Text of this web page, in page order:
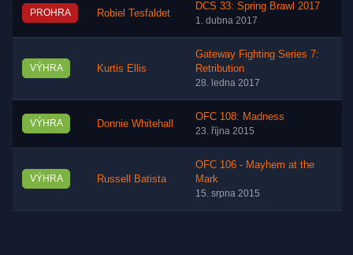
PROHRA Robiel Tesfaldet
DCS 33: Spring Brawl 2017
1. dubna 2017
VÝHRA Kurtis Ellis
Gateway Fighting Series 7:
Retribution
28. ledna 2017
VÝHRA Donnie Whitehall
OFC 108: Madness
23. října 2015
VÝHRA Russell Batista
OFC 106 - Mayhem at the
Mark
15. srpna 2015